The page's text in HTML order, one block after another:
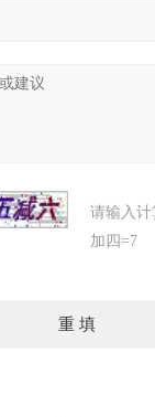
请输入
加四=7